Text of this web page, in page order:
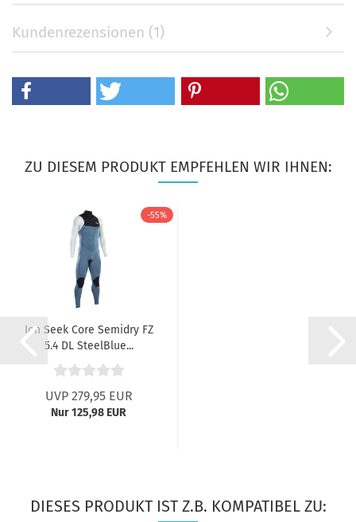
Kundenrezensionen (1)
ZU DIESEM PRODUKT EMPFEHLEN WIR IHNEN:
-55%
Ion Seek Core Semidry FZ
5.4 DL SteelBlue...
UVP 279,95 EUR
Nur 125,98 EUR
DIESES PRODUKT IST Z.B. KOMPATIBEL ZU: